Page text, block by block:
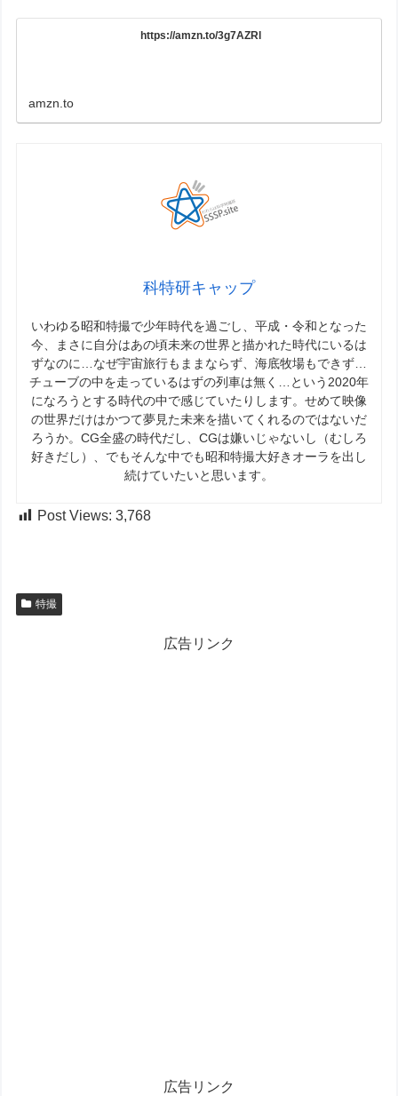
https://amzn.to/3g7AZRl
amzn.to
科特研キャップ
いわゆる昭和特撮で少年時代を過ごし、平成・令和となった
今、まさに自分はあの頃未来の世界と描かれた時代にいるは
ずなのに…なぜ宇宙旅行もままならず、海底牧場もできず…
チューブの中を走っているはずの列車は無く…という2020年
になろうとする時代の中で感じていたりします。せめて映像
の世界だけはかつて夢見た未来を描いてくれるのではないだ
ろうか。CG全盛の時代だし、CGは嫌いじゃないし（むしろ
好きだし）、でもそんな中でも昭和特撮大好きオーラを出し
続けていたいと思います。
Post Views: 3,768
特撮
広告リンク
広告リンク